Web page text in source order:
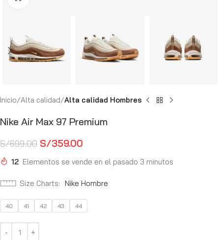
Inicio Alta calidad Alta calidad Hombres
Nike Air Max 97 Premium
S/699.00 S/359.00
12 Elementos se vende en el pasado 3 minutos
Size Charts Nike Hombre
40 41 42 43 44